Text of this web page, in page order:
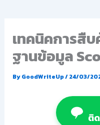
เทคนิคการสื
ฐานข้อมูล
ByGoodWriteUp/24/03/
ติ